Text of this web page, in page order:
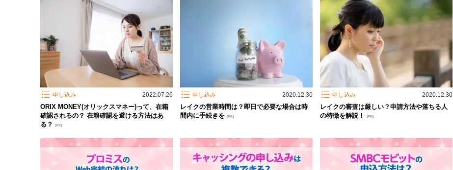
申し込み 2022.07.26
ORIX MONEY(オリックスマネー)って、在籍
確認されるの？ 在籍確認を避ける方法はあ
る？
[PR]
申し込み 2020.12.30
レイクの営業時間は？即日で必要な場合は時
間内に手続きを
[PR]
申し込み 2020.12.30
レイクの審査は厳しい？申請方法や落ちる人
の特徴を解説！
[PR]